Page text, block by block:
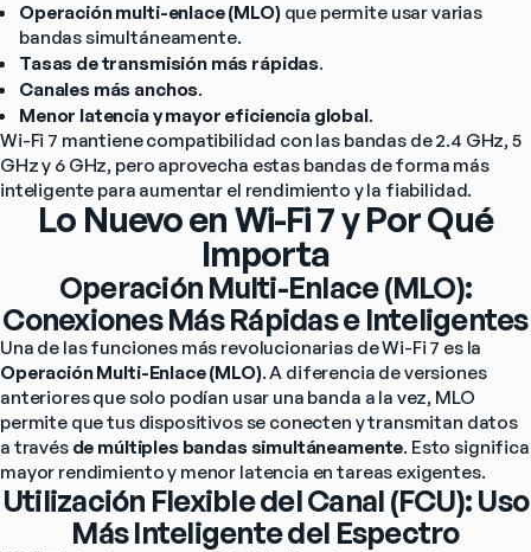
Operación multi-enlace (MLO) que permite usar varias
bandas simultáneamente.
Tasas de transmisión más rápidas.
Canales más anchos.
Menor latencia y mayor eficiencia global.
Wi-Fi 7 mantiene compatibilidad con las bandas de 2.4 GHz, 5
GHz y 6 GHz, pero aprovecha estas bandas de forma más
inteligente para aumentar el rendimiento y la fiabilidad.
Lo Nuevo en Wi-Fi 7 y Por Qué
Importa
Operación Multi-Enlace (MLO):
Conexiones Más Rápidas e Inteligentes
Operación Multi-Enlace (MLO). A diferencia de versiones
anteriores que solo podían usar una banda a la vez, MLO
permite que tus dispositivos se conecten y transmitan datos
a través de múltiples bandas simultáneamente. Esto significa
mayor rendimiento y menor latencia en tareas exigentes.
Utilización Flexible del Canal (FCU): Uso
Más Inteligente del Espectro